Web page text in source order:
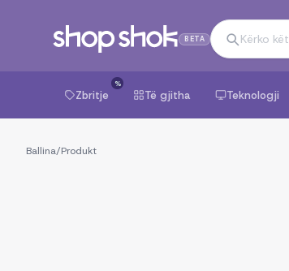
BETA
Zbritje
%
Të gjitha Teknologji
Ballina/Produkt